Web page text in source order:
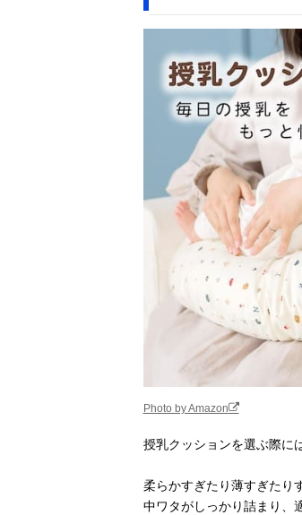
Photo by Amazon
授乳クッションを選ぶ際には
柔らかすぎたり薄すぎたり
中ワタがしっかり詰まり、